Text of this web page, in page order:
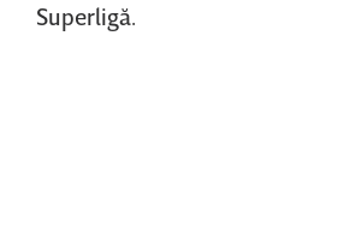
Superligă.